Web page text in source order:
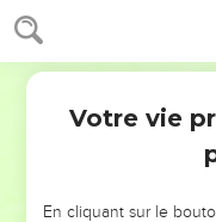
NE
Votre vie
En cliquant sur le